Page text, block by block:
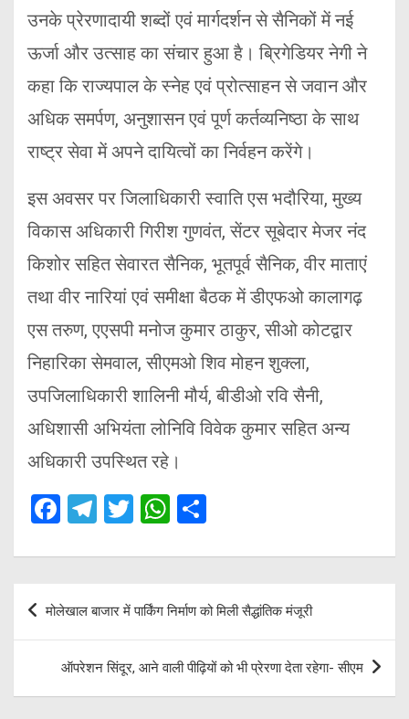
उनके प्रेरणादायी शब्दों एवं मार्गदर्शन से सैनिकों में नई
ऊर्जा और उत्साह का संचार हुआ है। ब्रिगेडियर नेगी ने
कहा कि राज्यपाल के स्नेह एवं प्रोत्साहन से जवान और
अधिक समर्पण, अनुशासन एवं पूर्ण कर्तव्यनिष्ठा के साथ
राष्ट्र सेवा में अपने दायित्वों का निर्वहन करेंगे।
इस अवसर पर जिलाधिकारी स्वाति एस भदौरिया, मुख्य
विकास अधिकारी गिरीश गुणवंत, सेंटर सूबेदार मेजर नंद
किशोर सहित सेवारत सैनिक, भूतपूर्व सैनिक, वीर माताएं
तथा वीर नारियां एवं समीक्षा बैठक में डीएफओ कालागढ़
एस तरुण, एएसपी मनोज कुमार ठाकुर, सीओ कोटद्वार
निहारिका सेमवाल, सीएमओ शिव मोहन शुक्ला,
उपजिलाधिकारी शालिनी मौर्य, बीडीओ रवि सैनी,
अधिशासी अभियंता लोनिवि विवेक कुमार सहित अन्य
अधिकारी उपस्थित रहे।
F
ce
b
o
o
k
T
e
a
m
T
tt
er
W
at
s
A
p
p
ar
e
Post
navigation
मोलेखाल बाजार में पार्किंग निर्माण को मिली सैद्धांतिक मंजूरी
ऑपरेशन सिंदूर, आने वाली पीढ़ियों को भी प्रेरणा देता रहेगा- सीएम